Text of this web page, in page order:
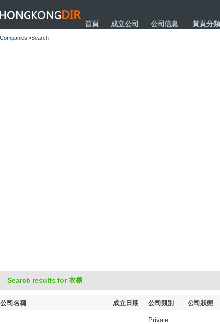
HONGKONGDIR
首頁 成立公司 公司信息 黃頁分類
Companies »Search
Search results for 衣櫃
公司名稱 成立日期 公司類別 公司狀態
Private